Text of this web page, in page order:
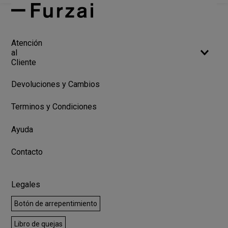
Atención
al
Cliente
Devoluciones y Cambios
Terminos y Condiciones
Ayuda
Contacto
Legales
Botón de arrepentimiento
Libro de quejas